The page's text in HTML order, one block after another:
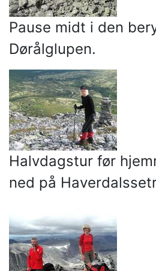
Pause midt i den
Dørålglupen.
Halvdagstur før
ned på